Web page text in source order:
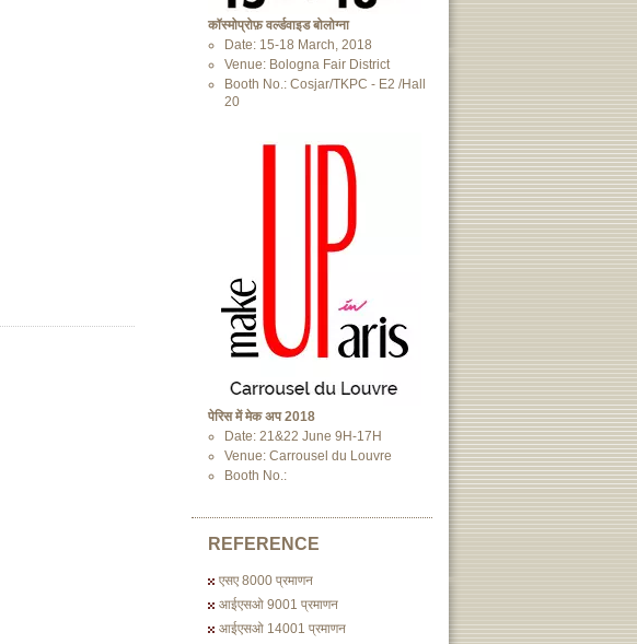
कॉस्मोप्रोफ़ वर्ल्डवाइड बोलोग्ना
Date: 15-18 March, 2018
Venue: Bologna Fair District
Booth No.: Cosjar/TKPC - E2 /Hall
20
पेरिस में मेक अप 2018
Date: 21&22 June 9H-17H
Venue: Carrousel du Louvre
Booth No.:
REFERENCE
एसए 8000 प्रमाणन
आईएसओ 9001 प्रमाणन
आईएसओ 14001 प्रमाणन